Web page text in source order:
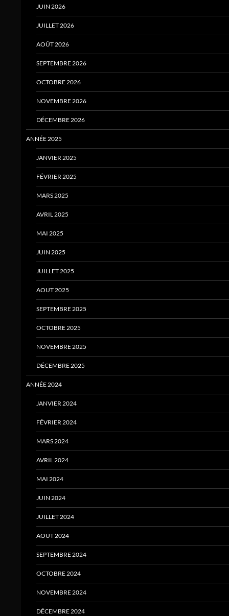
JUIN 2026
JUILLET 2026
AOÛT 2026
SEPTEMBRE 2026
OCTOBRE 2026
NOVEMBRE 2026
DÉCEMBRE 2026
ANNÉE 2025
JANVIER 2025
FÉVRIER 2025
MARS 2025
AVRIL 2025
MAI 2025
JUIN 2025
JUILLET 2025
AOUT 2025
SEPTEMBRE 2025
OCTOBRE 2025
NOVEMBRE 2025
DÉCEMBRE 2025
ANNÉE 2024
JANVIER 2024
FÉVRIER 2024
MARS 2024
AVRIL 2024
MAI 2024
JUIN 2024
JUILLET 2024
AOUT 2024
SEPTEMBRE 2024
OCTOBRE 2024
NOVEMBRE 2024
DÉCEMBRE 2024